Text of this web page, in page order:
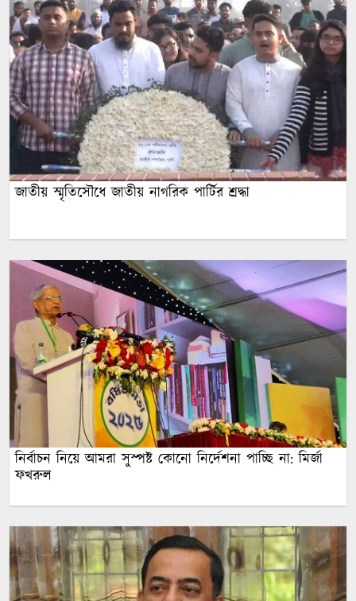
জাতীয় স্মৃতিসৌধে জাতীয় নাগরিক পার্টির শ্রদ্ধা
নির্বাচন নিয়ে আমরা সুস্পষ্ট কোনো নির্দেশনা পাচ্ছি না: মির্জা
ফখরুল